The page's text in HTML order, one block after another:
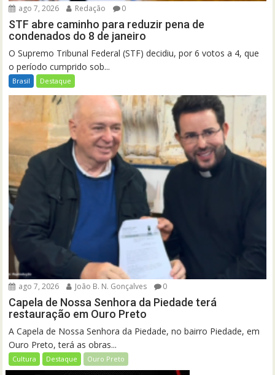
ago 7, 2026 Redação 0
STF abre caminho para reduzir pena de
condenados do 8 de janeiro
O Supremo Tribunal Federal (STF) decidiu, por 6 votos a 4, que
o período cumprido sob...
Brasil Destaque
ago 7, 2026 João B. N. Gonçalves 0
Capela de Nossa Senhora da Piedade terá
restauração em Ouro Preto
A Capela de Nossa Senhora da Piedade, no bairro Piedade, em
Ouro Preto, terá as obras...
Cultura Destaque Ouro Preto